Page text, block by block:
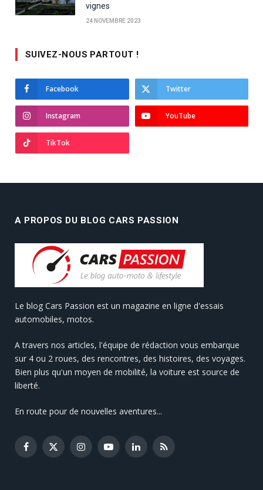
vignes
24 NOVEMBRE 2023
SUIVEZ-NOUS PARTOUT !
Facebook Twitter
Instagram YouTube
TikTok
A PROPOS DU BLOG CARS PASSION
Le blog Cars Passion est un magazine en ligne d'essais
automobiles, motos.
A travers nos articles, l'équipe de rédaction vous embarque
sur 4 ou 2 roues, des rencontres, des histoires, des voyages.
Bien plus qu'un moyen de mobilité, la voiture est source de
liberté.
En route pour de nouvelles aventures...
Facebook
X
InstagramYouTubeLinkedInRSS